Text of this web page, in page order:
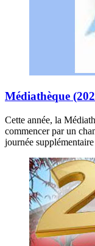
Médiathèque
Cette année, la
commencer par un
journée